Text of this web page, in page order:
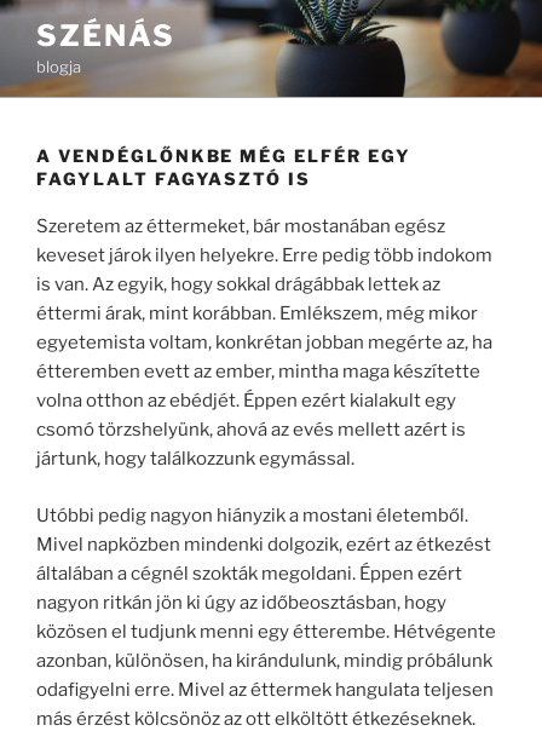
Tartalomhoz
SZÉNÁS
blogja
A VENDÉGLŐNKBE MÉG ELFÉR EGY
FAGYLALT FAGYASZTÓ IS
Szeretem az éttermeket, bár mostanában egész
keveset járok ilyen helyekre. Erre pedig több indokom
is van. Az egyik, hogy sokkal drágábbak lettek az
éttermi árak, mint korábban. Emlékszem, még mikor
egyetemista voltam, konkrétan jobban megérte az, ha
étteremben evett az ember, mintha maga készítette
volna otthon az ebédjét. Éppen ezért kialakult egy
csomó törzshelyünk, ahová az evés mellett azért is
jártunk, hogy találkozzunk egymással.
Utóbbi pedig nagyon hiányzik a mostani életemből.
Mivel napközben mindenki dolgozik, ezért az étkezést
általában a cégnél szokták megoldani. Éppen ezért
nagyon ritkán jön ki úgy az időbeosztásban, hogy
közösen el tudjunk menni egy étterembe. Hétvégente
azonban, különösen, ha kirándulunk, mindig próbálunk
odafigyelni erre. Mivel az éttermek hangulata teljesen
más érzést kölcsönöz az ott elköltött étkezéseknek.